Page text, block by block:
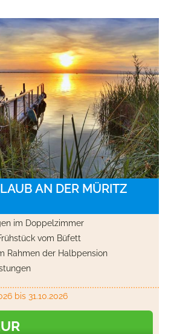
AN DER MÜRITZ
im Doppelzimmer
vom Büfett
Rahmen der Halbpension
bis 31.10.2026